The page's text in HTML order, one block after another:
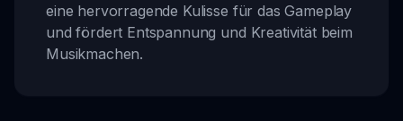
eine hervorragende Kulisse für das Gameplay
und fördert Entspannung und Kreativität beim
Musikmachen.